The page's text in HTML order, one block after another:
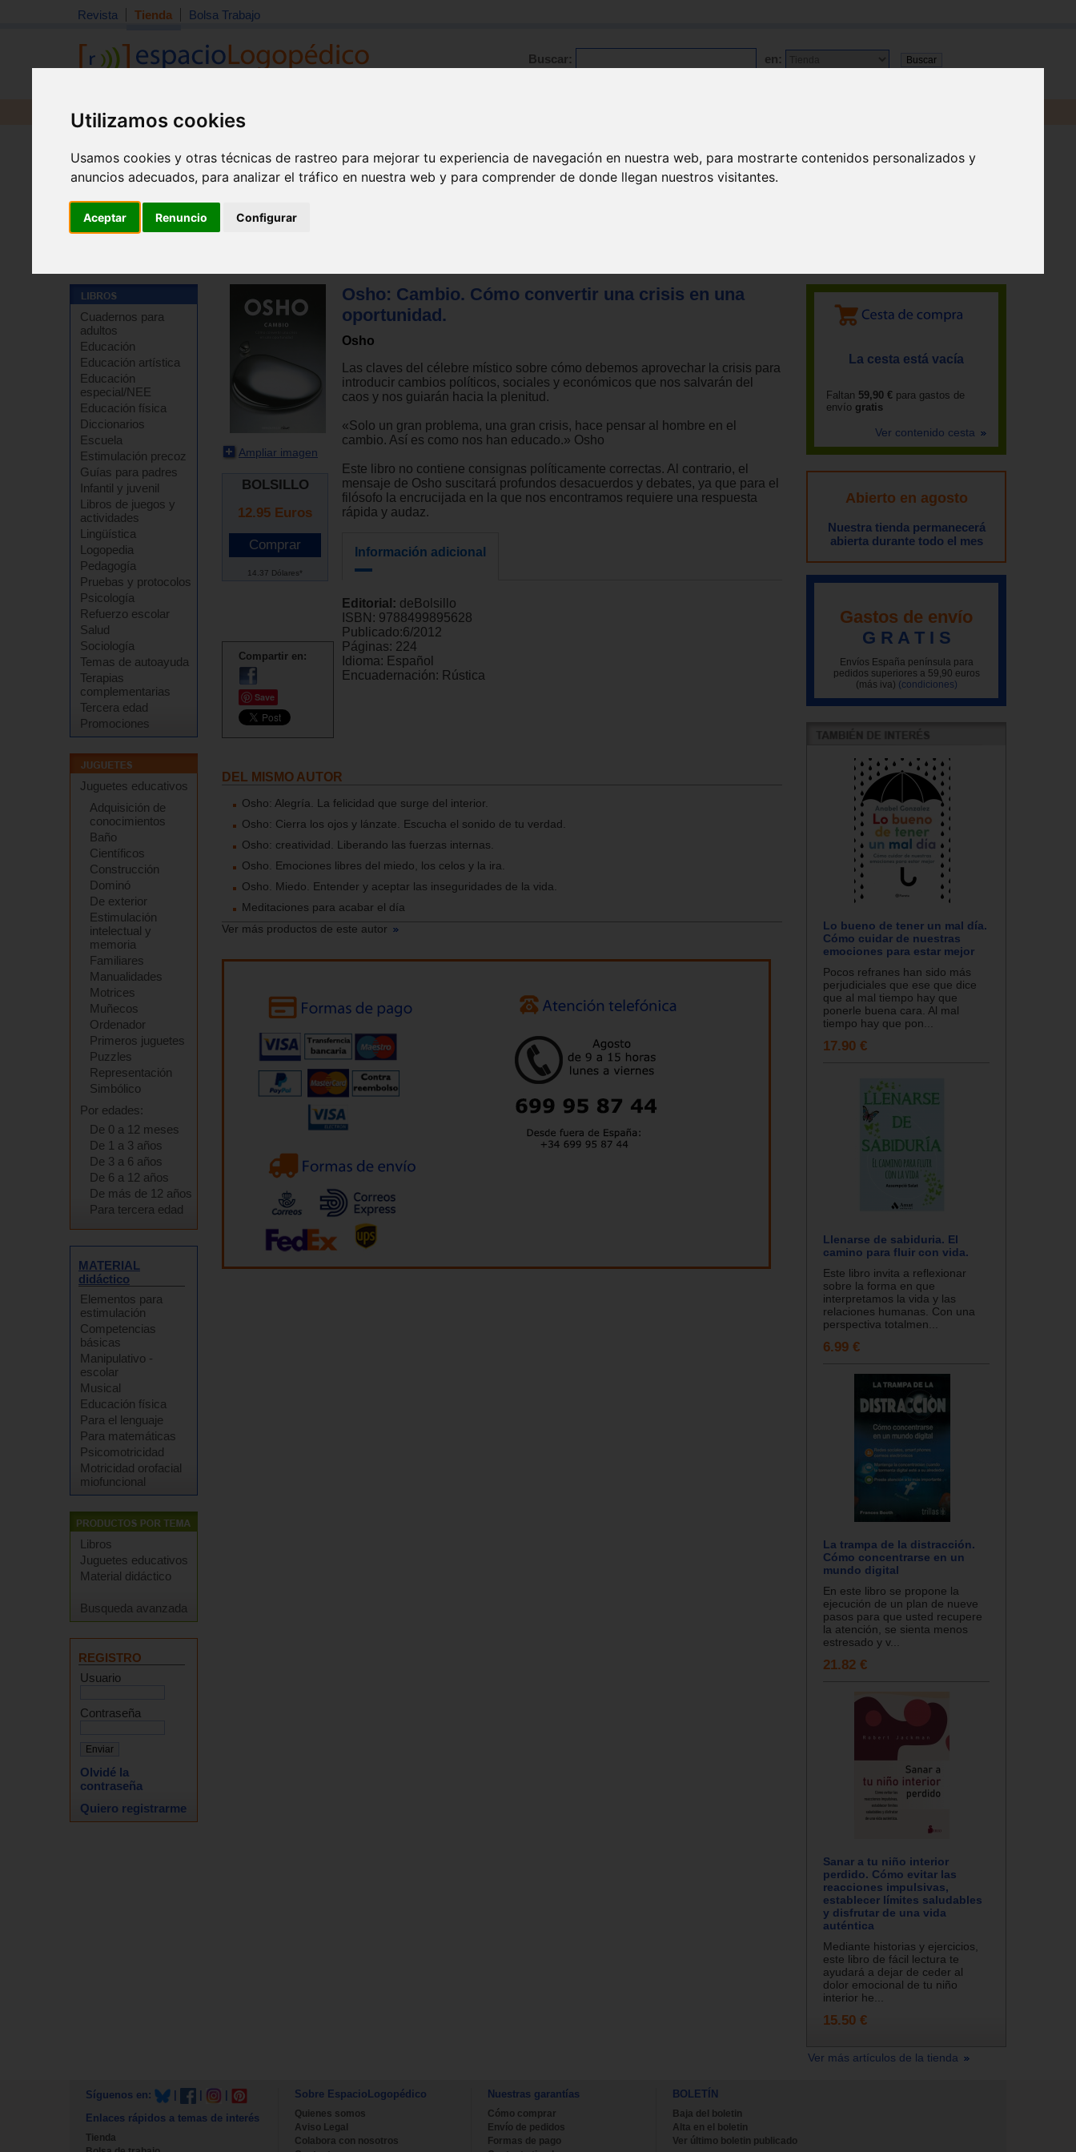
Utilizamos cookies
Usamos cookies y otras técnicas de rastreo para mejorar tu experiencia de navegación en nuestra web, para mostrarte contenidos personalizados y
anuncios adecuados, para analizar el tráfico en nuestra web y para comprender de donde llegan nuestros visitantes.
Aceptar Renuncio Configurar
Revista Tienda Bolsa Trabajo
Buscar: en:
Revista Libros Material
Cuadernos para
adultos
Educación
Educación artística
Educación
especial/NEE
Educación física
Diccionarios
Escuela
Estimulación precoz
Guías para padres
Infantil y juvenil
Libros de juegos y
actividades
Lingüística
Logopedia
Pedagogía
Pruebas y protocolos
Psicología
Refuerzo escolar
Salud
Sociología
Temas de autoayuda
Terapias
complementarias
Tercera edad
Promociones
Juguetes educativos
Adquisición de
conocimientos
Baño
Científicos
Construcción
Dominó
De exterior
Estimulación
intelectual y
memoria
Familiares
Manualidades
Motrices
Muñecos
Ordenador
Primeros juguetes
Puzzles
Representación
Simbólico
Por edades:
De 0 a 12 meses
De 1 a 3 años
De 3 a 6 años
De 6 a 12 años
De más de 12 años
Para tercera edad
MATERIAL
didáctico
Elementos para
estimulación
Competencias
básicas
Manipulativo -
escolar
Musical
Educación física
Para el lenguaje
Para matemáticas
Psicomotricidad
Motricidad orofacial
miofuncional
Libros
Juguetes educativos
Material didáctico
Busqueda avanzada
REGISTRO
Usuario
Contraseña
Olvidé la
contraseña
Quiero registrarme
Ampliar imagen
BOLSILLO
12.95 Euros
14.37 Dólares*
Compartir en:
Save
Osho: Cambio. Cómo convertir una crisis en una
oportunidad.
Osho
Las claves del célebre místico sobre cómo debemos aprovechar la crisis para
introducir cambios políticos, sociales y económicos que nos salvarán del
caos y nos guiarán hacia la plenitud.
«Solo un gran problema, una gran crisis, hace pensar al hombre en el
cambio. Así es como nos han educado.» Osho
Este libro no contiene consignas políticamente correctas. Al contrario, el
mensaje de Osho suscitará profundos desacuerdos y debates, ya que para el
filósofo la encrucijada en la que nos encontramos requiere una respuesta
rápida y audaz.
Información adicional
Editorial: deBolsillo
ISBN: 9788499895628
Publicado:6/2012
Páginas: 224
Idioma: Español
Encuadernación: Rústica
DEL MISMO AUTOR
Osho: Alegría. La felicidad que surge del interior.
Osho: Cierra los ojos y lánzate. Escucha el sonido de tu verdad.
Osho: creatividad. Liberando las fuerzas internas.
Osho. Emociones libres del miedo, los celos y la ira.
Osho. Miedo. Entender y aceptar las inseguridades de la vida.
Meditaciones para acabar el día
Ver más productos de este autor
La cesta está vacía
Faltan 59,90 € para gastos de
envío gratis
Ver contenido cesta
Abierto en agosto
Nuestra tienda permanecerá
abierta durante todo el mes
Gastos de envío
G R A T I S
Envíos España península para
pedidos superiores a 59,90 euros
(más iva) (condiciones)
Lo bueno de tener un mal día.
Cómo cuidar de nuestras
emociones para estar mejor
Pocos refranes han sido más
perjudiciales que ese que dice
que al mal tiempo hay que
ponerle buena cara. Al mal
tiempo hay que pon...
17.90 €
Llenarse de sabiduria. El
camino para fluir con vida.
Este libro invita a reflexionar
sobre la forma en que
interpretamos la vida y las
relaciones humanas. Con una
perspectiva totalmen...
6.99 €
La trampa de la distracción.
Cómo concentrarse en un
mundo digital
En este libro se propone la
ejecución de un plan de nueve
pasos para que usted recupere
la atención, se sienta menos
estresado y v...
21.82 €
Sanar a tu niño interior
perdido. Cómo evitar las
reacciones impulsivas,
establecer límites saludables
y disfrutar de una vida
auténtica
Mediante historias y ejercicios,
este libro de fácil lectura te
ayudará a dejar de ceder al
dolor emocional de tu niño
interior he...
15.50 €
Ver más artículos de la tienda
Síguenos en:
Enlaces rápidos a temas de interés
Tienda
Sobre EspacioLogopédico
Quienes somos
Aviso Legal
Colabora con nosotros
Nuestras garantías
Cómo comprar
Envío de pedidos
Formas de pago
BOLETÍN
Baja del boletin
Alta en el boletin
Ver último boletin publicado